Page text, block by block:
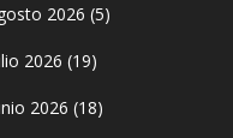
2026 (5)
2026 (19)
2026 (18)